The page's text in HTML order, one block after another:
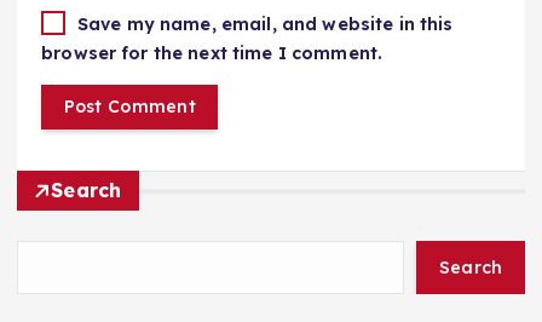
Save my name, email, and website in this
browser for the next time I comment.
Search
Search